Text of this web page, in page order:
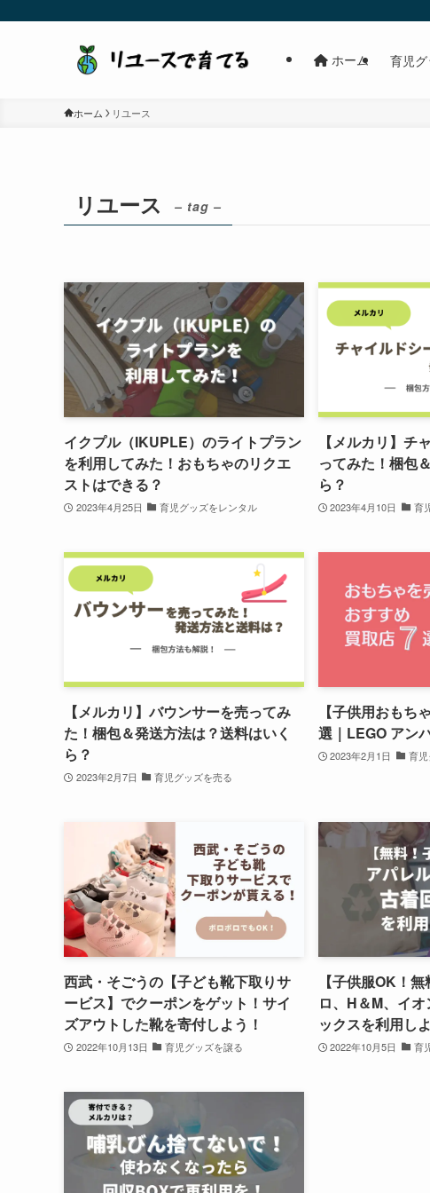
ホーム 育児
ホーム リユース
リユース – tag –
イクプル（IKUPLE）のライトプラン
を利用してみた！おもちゃのリクエ
ストはできる？
2023年4月25日 育児グッズをレンタル
【メルカリ】チ
ってみた！梱包
ら？
2023年4月10日 育
【メルカリ】バウンサーを売ってみ
た！梱包＆発送方法は？送料はいく
ら？
2023年2月7日 育児グッズを売る
【子供用おもち
選｜LEGO アン
2023年2月1日 育
西武・そごうの【子ども靴下取りサ
ービス】でクーポンをゲット！サイ
ズアウトした靴を寄付しよう！
2022年10月13日 育児グッズを譲る
【子供服OK！
ロ、H＆M、イ
ックスを利用し
2022年10月5日 育